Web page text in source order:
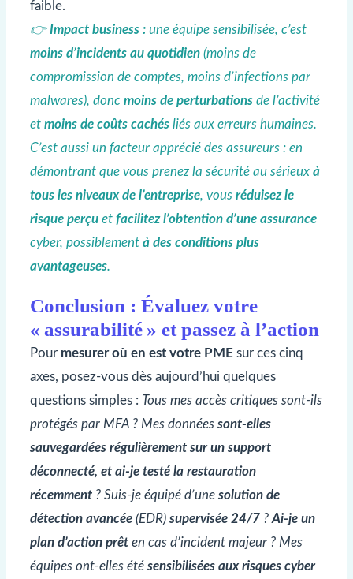
faible.
👉Impact business : une équipe sensibilisée, c’est
moins d’incidents au quotidien (moins de
compromission de comptes, moins d’infections par
malwares), doncmoins de perturbations de l’activité
etmoins de coûts cachés liés aux erreurs humaines.
C’est aussi un facteur apprécié des assureurs : en
démontrant que vous prenez la sécurité au sérieuxà
tous les niveaux de l’entreprise, vousréduisez le
risque perçu etfacilitez l’obtention d’une assurance
cyber, possiblementà des conditions plus
avantageuses.
Conclusion : Évaluez votre
« assurabilité » et passez à l’action
Pour mesurer où en est votre PME sur ces cinq
axes, posez-vous dès aujourd’hui quelques
questions simples : Tous mes accès critiques sont-ils
protégés par MFA ? Mes donnéessont-elles
sauvegardées régulièrement sur un support
déconnecté, et ai-je testé la restauration
récemment ? Suis-je équipé d’unesolution de
détection avancée (EDR)supervisée 24/7 ?Ai-je un
plan d’action prêt en cas d’incident majeur ? Mes
équipes ont-elles étésensibilisées aux risques cyber